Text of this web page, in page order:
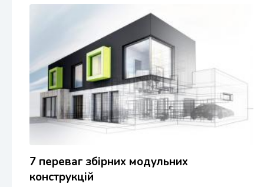
7 переваг збірних модульних
конструкцій